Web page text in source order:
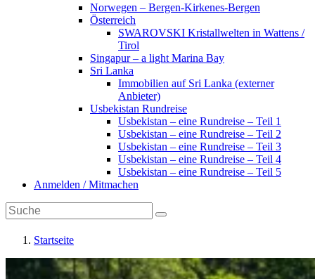
Norwegen – Bergen-Kirkenes-Bergen
Österreich
SWAROVSKI Kristallwelten in Wattens /
Tirol
Singapur – a light Marina Bay
Sri Lanka
Immobilien auf Sri Lanka (externer
Anbieter)
Usbekistan Rundreise
Usbekistan – eine Rundreise – Teil 1
Usbekistan – eine Rundreise – Teil 2
Usbekistan – eine Rundreise – Teil 3
Usbekistan – eine Rundreise – Teil 4
Usbekistan – eine Rundreise – Teil 5
Anmelden / Mitmachen
Startseite